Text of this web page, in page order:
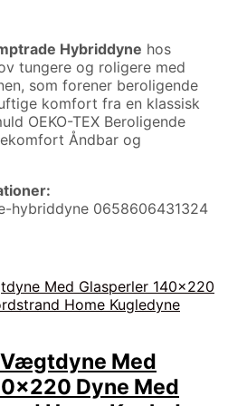
Hybriddyne hos
tungere og roligere med
som forener beroligende
komfort fra en klassisk
OEKO-TEX Beroligende
Åndbar og
hybriddyne 0658606431324
Med
Dyne Med